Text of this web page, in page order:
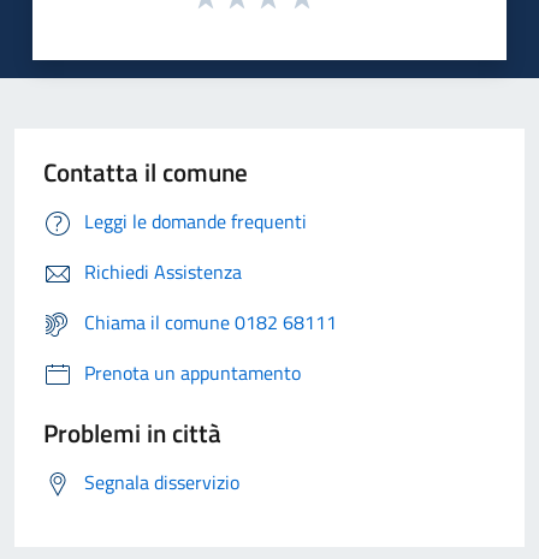
Contatta il comune
Leggi le domande frequenti
Richiedi Assistenza
Chiama il comune 0182 68111
Prenota un appuntamento
Problemi in città
Segnala disservizio